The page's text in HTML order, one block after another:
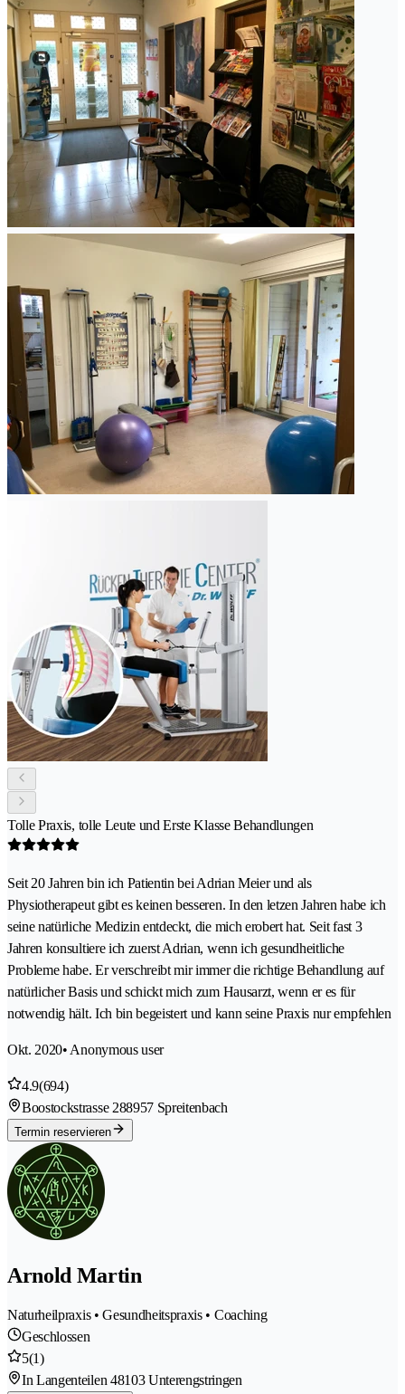
Tolle Praxis, tolle Leute und Erste Klasse Behandlungen
Seit 20 Jahren bin ich Patientin bei Adrian Meier und als
Physiotherapeut gibt es keinen besseren. In den letzen Jahren habe ich
seine natürliche Medizin entdeckt, die mich erobert hat. Seit fast 3
Jahren konsultiere ich zuerst Adrian, wenn ich gesundheitliche
Probleme habe. Er verschreibt mir immer die richtige Behandlung auf
natürlicher Basis und schickt mich zum Hausarzt, wenn er es für
notwendig hält. Ich bin begeistert und kann seine Praxis nur empfehlen
Okt. 2020• Anonymous user
4.9(694)
Boostockstrasse 288957 Spreitenbach
Termin reservieren
Arnold Martin
Naturheilpraxis • Gesundheitspraxis • Coaching
Geschlossen
5(1)
In Langenteilen 48103 Unterengstringen